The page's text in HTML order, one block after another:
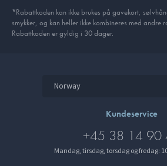
*Rabattkoden kan ikke brukes på gavekort,
smykker, og kan heller ikke kombineres med andre
Rabattkoden er gyldig i 30 dager.
Norway
Kundeservice
+45 38 14 90
Mandag, tirsdag, torsdag og fredag: